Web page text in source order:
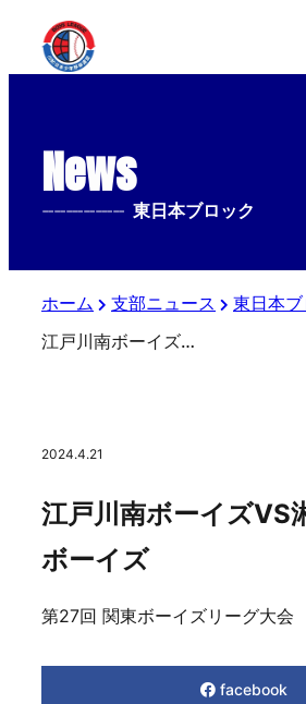
News
-------------- 東日本ブロック
ホーム 支部ニュース
東日本
江戸川南ボーイズVS湘南茅ヶ崎ボーイズ
2024.4.21
江戸川南ボーイズVS
ボーイズ
第27回 関東ボーイズリーグ大会
facebook